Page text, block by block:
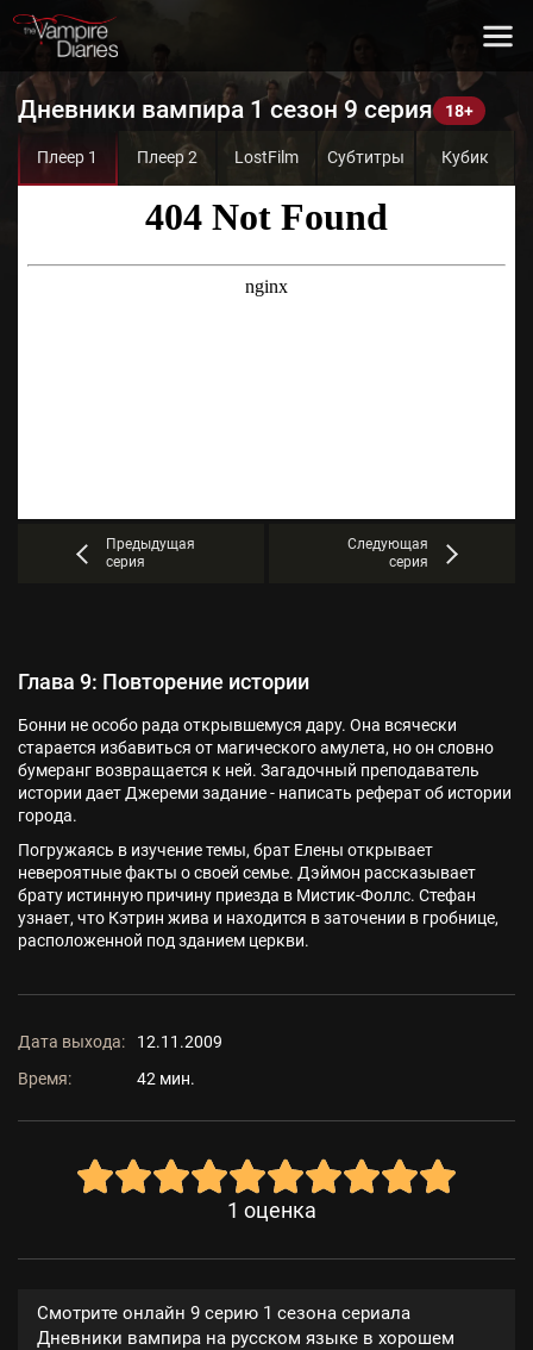
Дневники вампира 1 сезон 9 серия
Плеер 1 Плеер 2 LostFilm Субтитры Кубик
Предыдущая
серия
Следующая
серия
Глава 9: Повторение истории
Бонни не особо рада открывшемуся дару. Она всячески
старается избавиться от магического амулета, но он словно
бумеранг возвращается к ней. Загадочный преподаватель
истории дает Джереми задание - написать реферат об истории
города.
Погружаясь в изучение темы, брат Елены открывает
невероятные факты о своей семье. Дэймон рассказывает
брату истинную причину приезда в Мистик-Фоллс. Стефан
узнает, что Кэтрин жива и находится в заточении в гробнице,
расположенной под зданием церкви.
Дата выхода:
12.11.2009
Время:
42 мин.
1 оценка
Смотрите онлайн 9 серию 1 сезона сериала
Дневники вампира на русском языке в хорошем